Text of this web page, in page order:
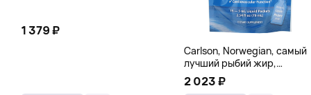
1 379 ₽
Carlson, Norwegian, самый
лучший рыбий жир,
натуральный лимон, 15
пакетиков (5 мл) каждый
2 023 ₽